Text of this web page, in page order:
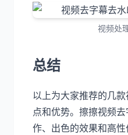
视频处
总结
以上为大家推荐的几
点和优势。擦擦视频
作、出色的效果和高